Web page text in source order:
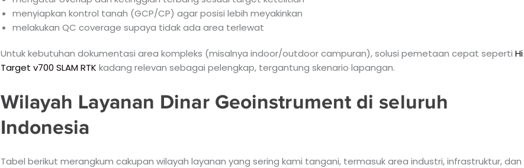
menyiapkan kontrol tanah (GCP/CP) agar posisi lebih meyakinkan
melakukan QC coverage supaya tidak ada area terlewat
Untuk kebutuhan dokumentasi area kompleks (misalnya indoor/outdoor campuran), solusi pemetaan cepat seperti Hi
Target v700 SLAM RTK kadang relevan sebagai pelengkap, tergantung skenario lapangan.
Wilayah Layanan Dinar Geoinstrument di seluruh
Indonesia
Tabel berikut merangkum cakupan wilayah layanan yang sering kami tangani, termasuk area industri, infrastruktur, dan